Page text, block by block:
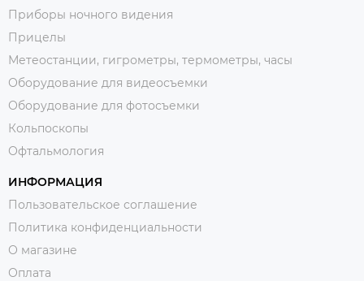
Приборы ночного видения
Прицелы
Метеостанции, гигрометры, термометры, часы
Оборудование для видеосъемки
Оборудование для фотосъемки
Кольпоскопы
Офтальмология
ИНФОРМАЦИЯ
Пользовательское соглашение
Политика конфиденциальности
О магазине
Оплата